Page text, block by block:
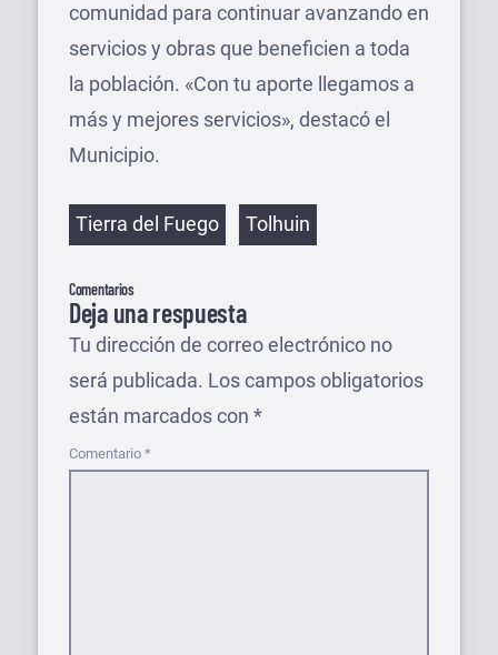
comunidad para continuar avanzando en
servicios y obras que beneficien a toda
la población. «Con tu aporte llegamos a
más y mejores servicios», destacó el
Municipio.
Etiquetas
Tierra del Fuego Tolhuin
Comentarios
Deja una respuesta
Tu dirección de correo electrónico no
será publicada. Los campos obligatorios
están marcados con *
Comentario *